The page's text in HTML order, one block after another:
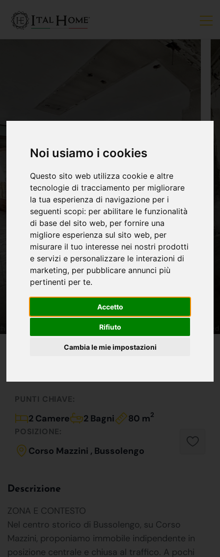
Noi usiamo i cookies
Questo sito web utilizza cookie e altre
tecnologie di tracciamento per migliorare
la tua esperienza di navigazione per i
seguenti scopi: per abilitare le funzionalità
di base del sito web, per fornire una
migliore esperienza sul sito web, per
misurare il tuo interesse nei nostri prodotti
e servizi e personalizzare le interazioni di
marketing, per pubblicare annunci più
pertinenti per te.
Accetto
Rifiuto
Cambia le mie impostazioni
VENDUTO
73.000 €
PUNTI CHIAVE:
2 Camere 2 Bagni 80 m2
POSIZIONE:
Corso Mazzini , Bussolengo
Descrizione
ZONA E CONTESTO
Nel centro storico di Bussolengo, su Corso
Mazzini, proponiamo immobile indipendente in
posizione centrale e chiusa al traffico. A pochi